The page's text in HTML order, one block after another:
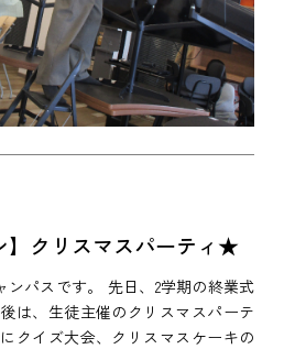
】クリスマスパーティ★
ンパスです。 先日、2学期の終業式
は、生徒主催のクリスマスパーテ
イズ大会、クリスマスケーキの